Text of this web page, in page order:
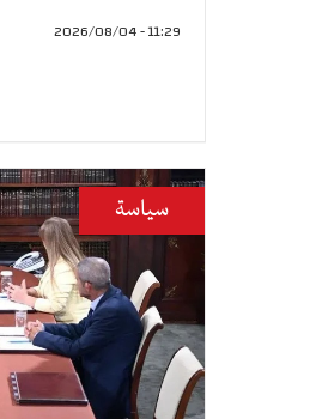
11:29 - 2026/08/04
سياسة